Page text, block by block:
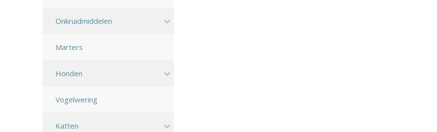
Onkruidmiddelen
Marters
Honden
Vogelwering
Katten